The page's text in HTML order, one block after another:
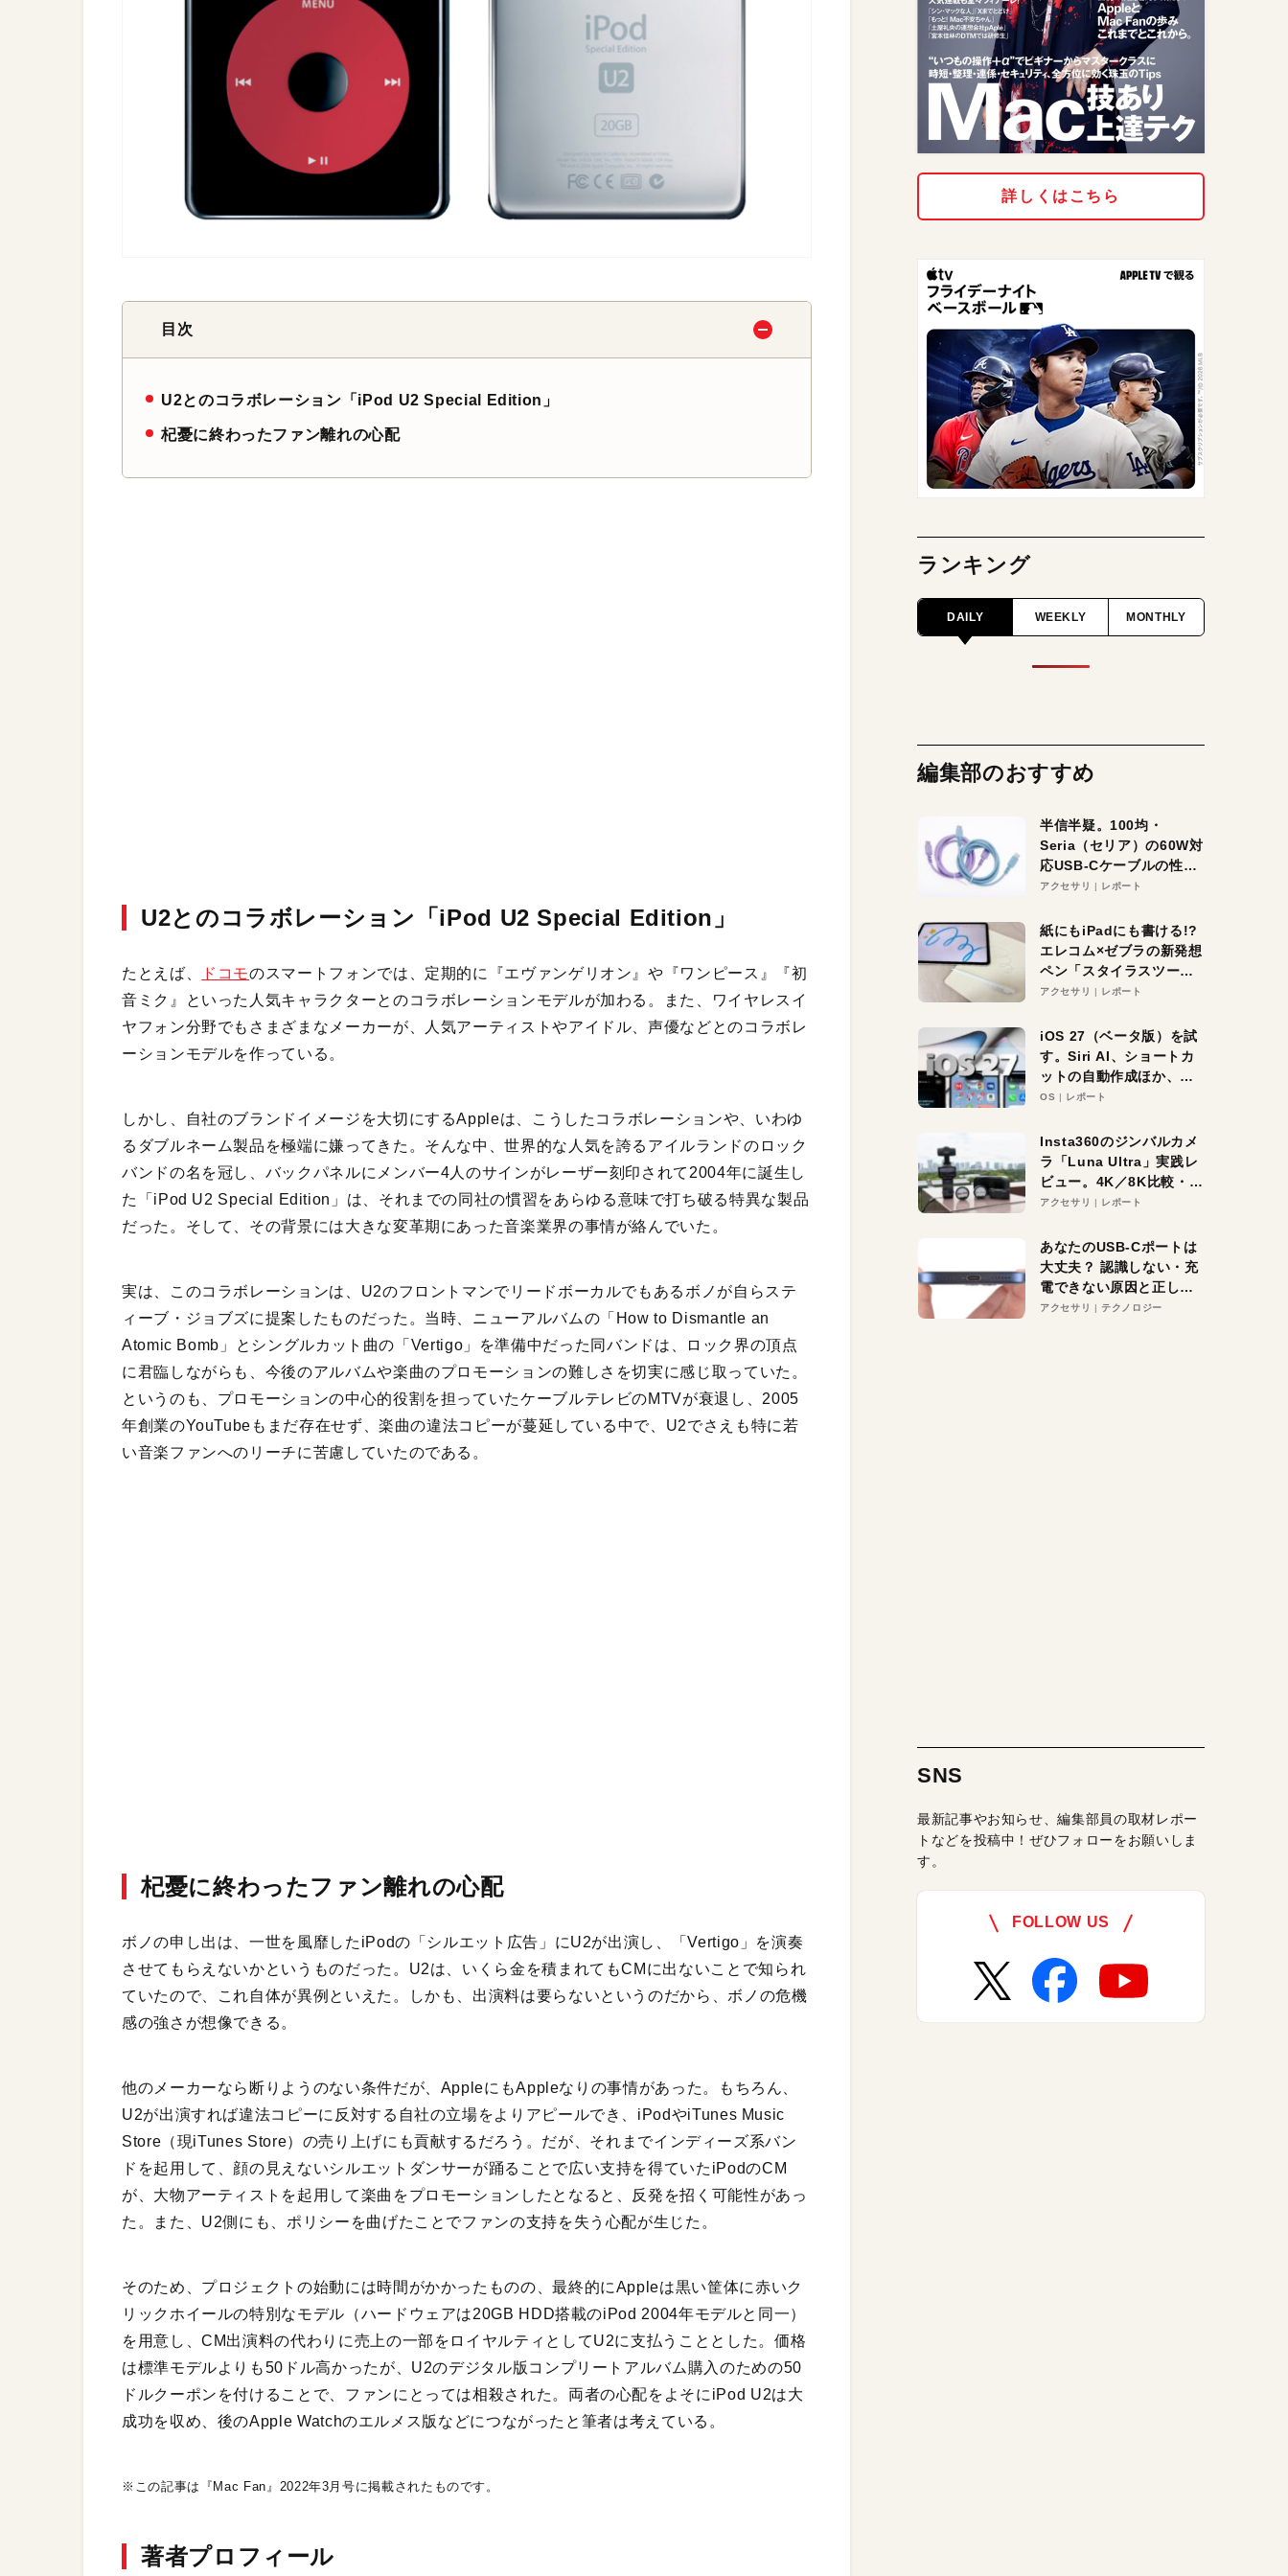
目次
U2とのコラボレーション「iPod U2 Special Edition」
杞憂に終わったファン離れの心配
U2とのコラボレーション「iPod U2 Special Edition」
たとえば、 ドコモのスマートフォンでは、定期的に『エヴァンゲリオン』や『ワンピース』『初
音ミク』といった人気キャラクターとのコラボレーションモデルが加わる。また、ワイヤレスイ
ヤフォン分野でもさまざまなメーカーが、人気アーティストやアイドル、声優などとのコラボレ
ーションモデルを作っている。
しかし、自社のブランドイメージを大切にするAppleは、こうしたコラボレーションや、いわゆ
るダブルネーム製品を極端に嫌ってきた。そんな中、世界的な人気を誇るアイルランドのロック
バンドの名を冠し、バックパネルにメンバー4人のサインがレーザー刻印されて2004年に誕生し
た「iPod U2 Special Edition」は、それまでの同社の慣習をあらゆる意味で打ち破る特異な製品
だった。そして、その背景には大きな変革期にあった音楽業界の事情が絡んでいた。
実は、このコラボレーションは、U2のフロントマンでリードボーカルでもあるボノが自らステ
ィーブ・ジョブズに提案したものだった。当時、ニューアルバムの「How to Dismantle an
Atomic Bomb」とシングルカット曲の「Vertigo」を準備中だった同バンドは、ロック界の頂点
に君臨しながらも、今後のアルバムや楽曲のプロモーションの難しさを切実に感じ取っていた。
というのも、プロモーションの中心的役割を担っていたケーブルテレビのMTVが衰退し、2005
年創業のYouTubeもまだ存在せず、楽曲の違法コピーが蔓延している中で、U2でさえも特に若
い音楽ファンへのリーチに苦慮していたのである。
杞憂に終わったファン離れの心配
ボノの申し出は、一世を風靡したiPodの「シルエット広告」にU2が出演し、「Vertigo」を演奏
させてもらえないかというものだった。U2は、いくら金を積まれてもCMに出ないことで知られ
ていたので、これ自体が異例といえた。しかも、出演料は要らないというのだから、ボノの危機
感の強さが想像できる。
他のメーカーなら断りようのない条件だが、AppleにもAppleなりの事情があった。もちろん、
U2が出演すれば違法コピーに反対する自社の立場をよりアピールでき、iPodやiTunes Music
Store（現iTunes Store）の売り上げにも貢献するだろう。だが、それまでインディーズ系バン
ドを起用して、顔の見えないシルエットダンサーが踊ることで広い支持を得ていたiPodのCM
が、大物アーティストを起用して楽曲をプロモーションしたとなると、反発を招く可能性があっ
た。また、U2側にも、ポリシーを曲げたことでファンの支持を失う心配が生じた。
そのため、プロジェクトの始動には時間がかかったものの、最終的にAppleは黒い筐体に赤いク
リックホイールの特別なモデル（ハードウェアは20GB HDD搭載のiPod 2004年モデルと同一）
を用意し、CM出演料の代わりに売上の一部をロイヤルティとしてU2に支払うこととした。価格
は標準モデルよりも50ドル高かったが、U2のデジタル版コンプリートアルバム購入のための50
ドルクーポンを付けることで、ファンにとっては相殺された。両者の心配をよそにiPod U2は大
成功を収め、後のApple Watchのエルメス版などにつながったと筆者は考えている。
※この記事は『Mac Fan』2022年3月号に掲載されたものです。
著者プロフィール
詳しくはこちら
ランキング
DAILY WEEKLY MONTHLY
編集部のおすすめ
半信半疑。100均・
Seria（セリア）の60W対
応USB-Cケーブルの性能
を検証。超コスパの1本を
アクセサリ レポート
紙にもiPadにも書ける!?
エレコム×ゼブラの新発想
ペン「スタイラスツーウ
ェイ」レビュー。持ち替
アクセサリ レポート
iOS 27（ベータ版）を試
す。Siri AI、ショートカ
ットの自動作成ほか、期
待大の便利機能5選。
る未来はすぐそこ！
OS レポート
Insta360のジンバルカメ
ラ「Luna Ultra」実践レ
ビュー。4K／8K比較・ズ
ーム・夜間撮影をチェッ
アクセサリ レポート
あなたのUSB-Cポートは
大丈夫？ 認識しない・充
電できない原因と正しい
対策
アクセサリ テクノロジー
SNS
最新記事やお知らせ、編集部員の取材レポー
トなどを投稿中！ぜひフォローをお願いしま
す。
FOLLOW US